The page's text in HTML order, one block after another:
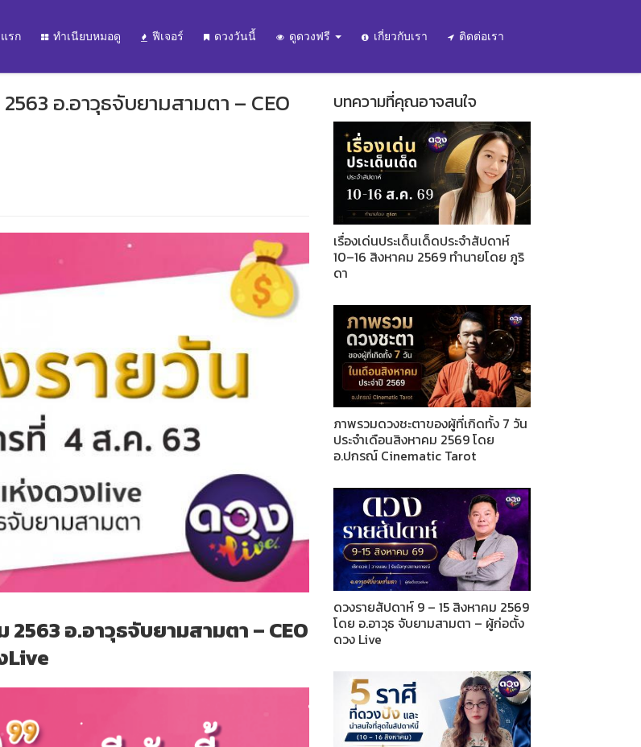
รก ทำเนียบหมอดู ฟีเจอร์ ดวงวันนี้ ดูดวงฟรี เกี่ยวกับเรา ติดต่อเรา
อ.อาวุธจับยามสามตา – CEO
อ.อาวุธจับยามสามตา – CEO
Live
บทความที่คุณอาจสนใจ
เรื่องเด่นประเด็นเด็ดประจำสัปดาห์
10–16 สิงหาคม 2569 ทำนายโดย ภูริ
ดา
ภาพรวมดวงชะตาของผู้ที่เกิดทั้ง 7 วัน
ประจำเดือนสิงหาคม 2569 โดย
อ.ปกรณ์ Cinematic Tarot
ดวงรายสัปดาห์ 9 – 15 สิงหาคม 2569
โดย อ.อาวุธ จับยามสามตา – ผู้ก่อตั้ง
ดวง Live